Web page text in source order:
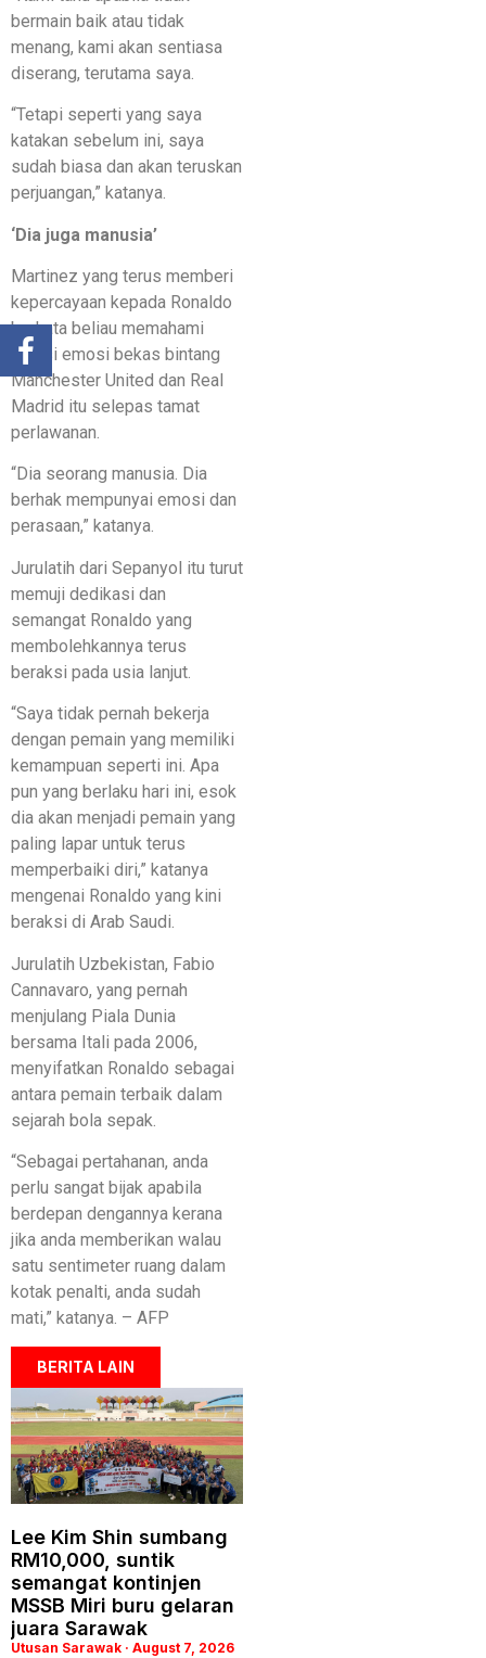
bermain baik atau tidak
menang, kami akan sentiasa
diserang, terutama saya.
“Tetapi seperti yang saya
katakan sebelum ini, saya
sudah biasa dan akan teruskan
perjuangan,” katanya.
‘Dia juga manusia’
Martinez yang terus memberi
kepercayaan kepada Ronaldo
berkata beliau memahami
reaksi emosi bekas bintang
Manchester United dan Real
Madrid itu selepas tamat
perlawanan.
“Dia seorang manusia. Dia
berhak mempunyai emosi dan
perasaan,” katanya.
Jurulatih dari Sepanyol itu turut
memuji dedikasi dan
semangat Ronaldo yang
membolehkannya terus
beraksi pada usia lanjut.
“Saya tidak pernah bekerja
dengan pemain yang memiliki
kemampuan seperti ini. Apa
pun yang berlaku hari ini, esok
dia akan menjadi pemain yang
paling lapar untuk terus
memperbaiki diri,” katanya
mengenai Ronaldo yang kini
beraksi di Arab Saudi.
Jurulatih Uzbekistan, Fabio
Cannavaro, yang pernah
menjulang Piala Dunia
bersama Itali pada 2006,
menyifatkan Ronaldo sebagai
antara pemain terbaik dalam
sejarah bola sepak.
“Sebagai pertahanan, anda
perlu sangat bijak apabila
berdepan dengannya kerana
jika anda memberikan walau
satu sentimeter ruang dalam
kotak penalti, anda sudah
mati,” katanya. – AFP
BERITA LAIN
Lee Kim Shin sumbang
RM10,000, suntik
semangat kontinjen
MSSB Miri buru gelaran
juara Sarawak
Utusan Sarawak August 7, 2026